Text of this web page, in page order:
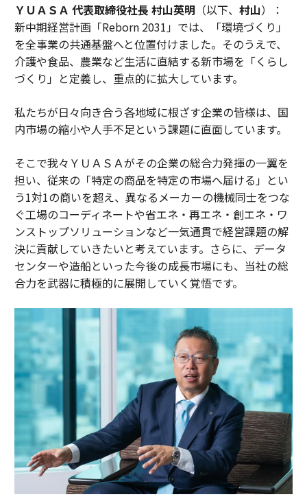
ＹＵＡＳＡ 代表取締役社長 村山英明（以下、 村山）：
新中期経営計画「Reborn 2031」では、「環境づくり」
を全事業の共通基盤へと位置付けました。そのうえで、
介護や食品、農業など生活に直結する新市場を「くらし
づくり」と定義し、重点的に拡大しています。
私たちが日々向き合う各地域に根ざす企業の皆様は、国
内市場の縮小や人手不足という課題に直面しています。
そこで我々ＹＵＡＳＡがその企業の総合力発揮の一翼を
担い、従来の「特定の商品を特定の市場へ届ける」とい
う1対1の商いを超え、異なるメーカーの機械同士をつな
ぐ工場のコーディネートや省エネ・再エネ・創エネ・ワ
ンストップソリューションなど一気通貫で経営課題の解
決に貢献していきたいと考えています。さらに、データ
センターや造船といった今後の成長市場にも、当社の総
合力を武器に積極的に展開していく覚悟です。